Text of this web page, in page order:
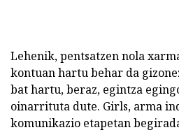
Lehenik, pentsatzen nola
kontuan hartu behar da
bat hartu, beraz, egintza
oinarrituta dute. Girls, arma
komunikazio etapetan